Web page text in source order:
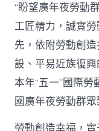
“盼望廣年夜勞動
工匠精力，誠實
先，依附勞動創
設、平易近族復
本年“五一”國際
國廣年夜勞動群